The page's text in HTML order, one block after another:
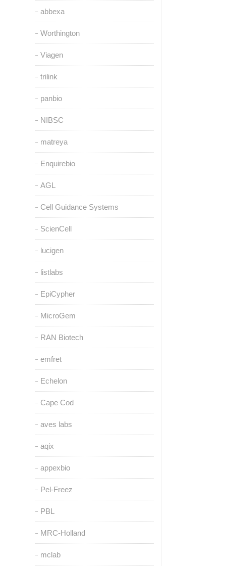
abbexa
Worthington
Viagen
trilink
panbio
NIBSC
matreya
Enquirebio
AGL
Cell Guidance Systems
ScienCell
lucigen
listlabs
EpiCypher
MicroGem
RAN Biotech
emfret
Echelon
Cape Cod
aves labs
aqix
appexbio
Pel-Freez
PBL
MRC-Holland
mclab